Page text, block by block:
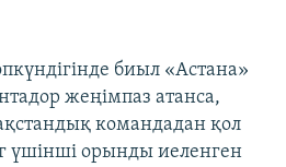
биыл «Астана»
жеңімпаз атанса,
командадан қол
үшінші орынды иеленген